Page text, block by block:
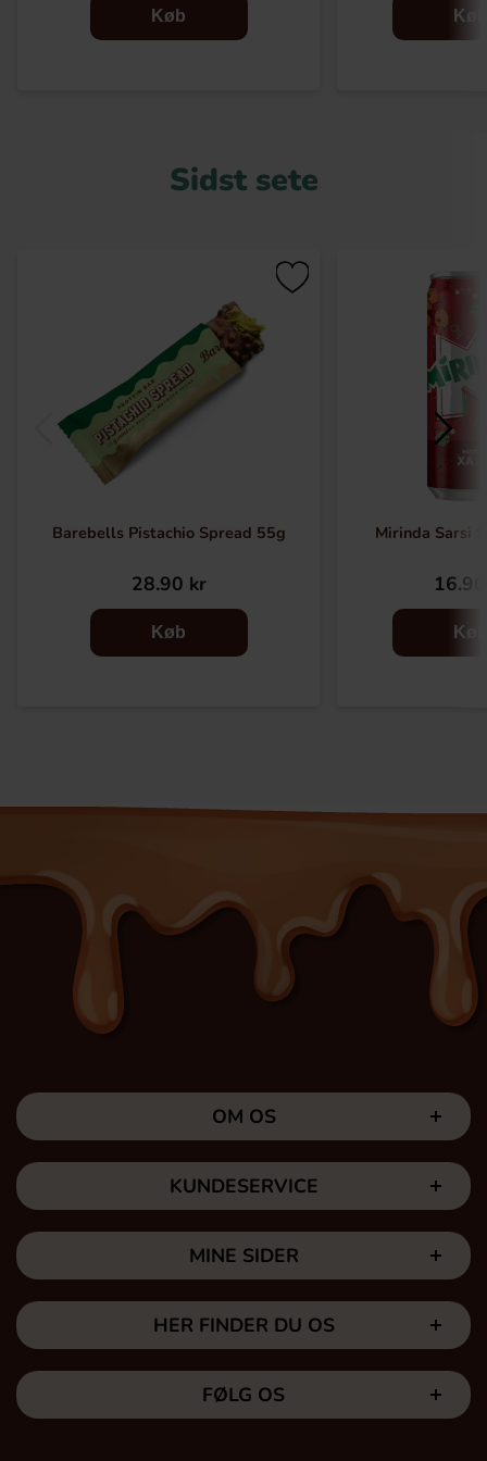
Køb Køb
Sidst sete
Barebells Pistachio Spread 55g
28.90 kr
Køb
Mirinda Sarsi
Køb
OM OS
KUNDESERVICE
MINE SIDER
HER FINDER DU OS
FØLG OS